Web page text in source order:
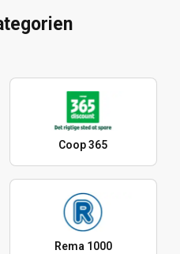
Coop 365
Rema 1000